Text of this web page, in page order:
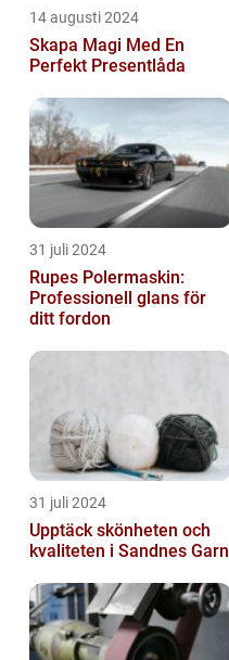
14 augusti 2024
Skapa Magi Med En
Perfekt Presentlåda
31 juli 2024
Rupes Polermaskin:
Professionell glans för
ditt fordon
31 juli 2024
Upptäck skönheten och
kvaliteten i Sandnes Garn